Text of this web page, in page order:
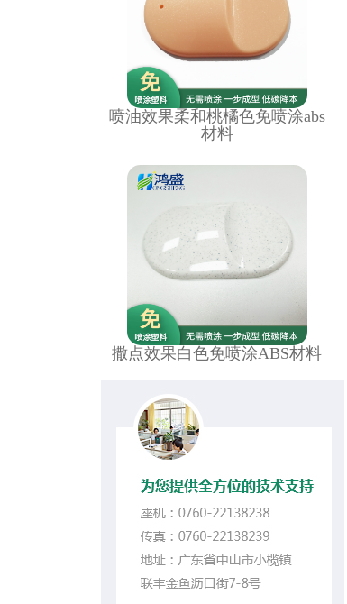
喷油效果柔和桃橘色免喷涂abs
材料
撒点效果白色免喷涂ABS材料